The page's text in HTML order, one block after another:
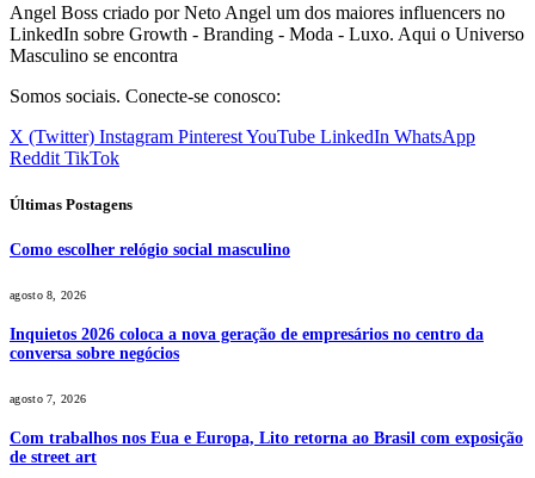
Angel Boss criado por Neto Angel um dos maiores influencers no
LinkedIn sobre Growth - Branding - Moda - Luxo. Aqui o Universo
Masculino se encontra
Somos sociais. Conecte-se conosco:
X (Twitter) Instagram PinterestYouTube LinkedIn WhatsApp
Reddit TikTok
Últimas Postagens
Como escolher relógio social masculino
agosto 8, 2026
Inquietos 2026 coloca a nova geração de empresários no centro da
conversa sobre negócios
agosto 7, 2026
Com trabalhos nos Eua e Europa, Lito retorna ao Brasil com exposição
de street art